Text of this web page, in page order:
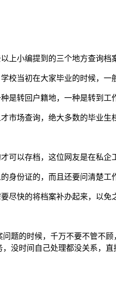
上小编提到的三个地方查询档
校当初在大家毕业的时候，
是转回户籍地，一种是转到工
市场查询，绝大多数的毕业
可以存档，这位网友是在私
身份证的，而且还要问清楚
尽快的将档案补办起来，以免
题的时候，千万不要不管不
没时间自己处理都没关系，